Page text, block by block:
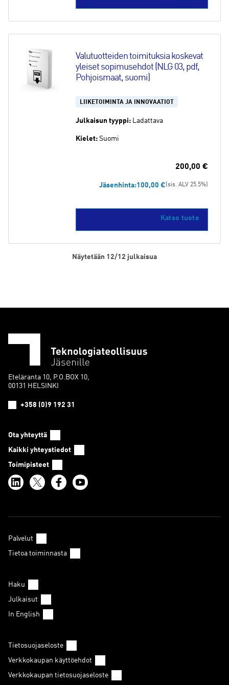
Valutuotteiden toimituksia koskevat
yleiset sopimusehdot (NLG 03, pdf,
Pohjoismaat, suomi)
LIIKETOIMINTA JA INNOVAATIOT
Julkaisun tyyppi: Ladattava
Kielet: Suomi
200,00 €
Jäsenhinta:100,00 € (sis. ALV 25.5%)
Katso tuote
Tällä
on
Näytetään 12/12 julkaisua
Eteläranta 10, P.O.BOX 10,
00131 HELSINKI
+358 (0)9 192 31
Ota yhteyttä
Kaikki yhteystiedot
Toimipisteet
Palvelut
Tietoa toiminnasta
Haku
Julkaisut
In English
Tietosuojaseloste
Verkkokaupan käyttöehdot
Verkkokaupan tietosuojaseloste